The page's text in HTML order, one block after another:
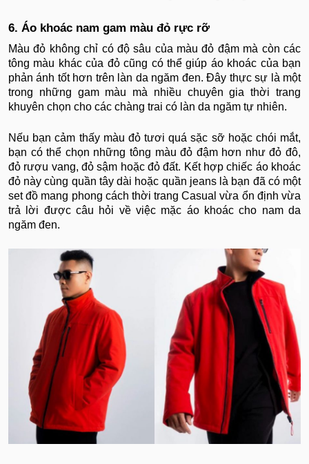
6. Áo khoác nam gam màu đỏ rực rỡ
Màu đỏ không chỉ có độ sâu của màu đỏ đậm mà còn các
tông màu khác của đỏ cũng có thể giúp áo khoác của bạn
phản ánh tốt hơn trên làn da ngăm đen. Đây thực sự là một
trong những gam màu mà nhiều chuyên gia thời trang
khuyên chọn cho các chàng trai có làn da ngăm tự nhiên.
Nếu bạn cảm thấy màu đỏ tươi quá sặc sỡ hoặc chói mắt,
bạn có thể chọn những tông màu đỏ đậm hơn như đỏ đô,
đỏ rượu vang, đỏ sậm hoặc đỏ đất. Kết hợp chiếc áo khoác
đỏ này cùng quần tây dài hoặc quần jeans là bạn đã có một
set đồ mang phong cách thời trang Casual vừa ổn định vừa
trả lời được câu hỏi về việc mặc áo khoác cho nam da
ngăm đen.